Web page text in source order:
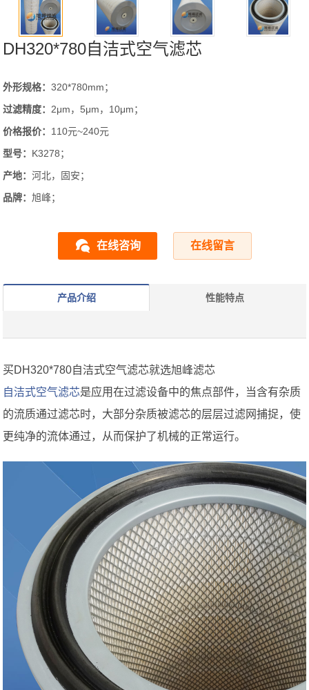
DH320*780自洁式空气滤芯
外形规格：320*780mm；
过滤精度： 2μm，5μm，10μm；
价格报价： 110元~240元
型号： K3278；
产地：河北，固安；
品牌：旭峰；
在线咨询 在线留言
产品介绍 性能特点
买DH320*780自洁式空气滤芯就选旭峰滤芯
自洁式空气滤芯是应用在过滤设备中的焦点部件，当含有杂质
的流质通过滤芯时，大部分杂质被滤芯的层层过滤网捕捉，使
更纯净的流体通过，从而保护了机械的正常运行。